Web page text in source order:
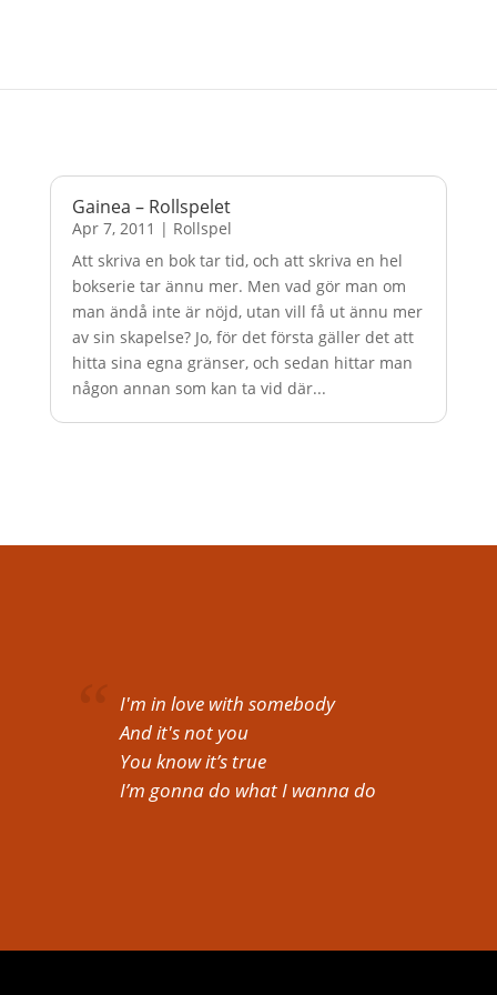
Gainea – Rollspelet
Apr 7, 2011 | Rollspel
Att skriva en bok tar tid, och att skriva en hel
bokserie tar ännu mer. Men vad gör man om
man ändå inte är nöjd, utan vill få ut ännu mer
av sin skapelse? Jo, för det första gäller det att
hitta sina egna gränser, och sedan hittar man
någon annan som kan ta vid där...
I'm in love with somebody
And it's not you
You know it’s true
I’m gonna do what I wanna do